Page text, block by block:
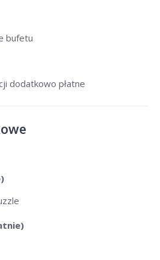
bufetu
dodatkowo płatne